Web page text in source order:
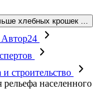
хлебных крошек ...
строительство